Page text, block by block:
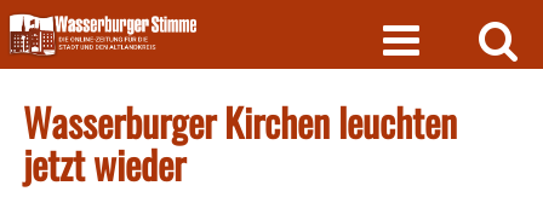
Skip
to
content
Wasserburger Kirchen leuchten
jetzt wieder